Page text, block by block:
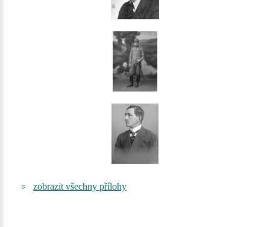
zobrazit všechny přílohy